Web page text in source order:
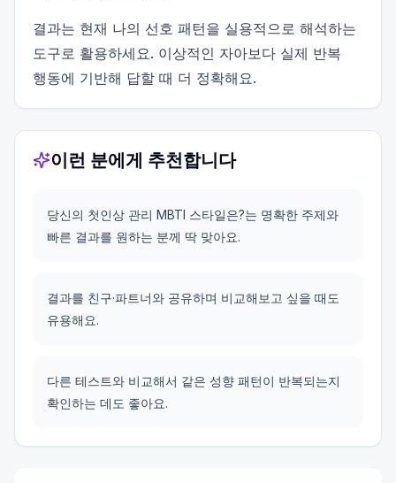
결과는 현재 나의 선호 패턴을 실용적으로 해석하는
도구로 활용하세요. 이상적인 자아보다 실제 반복
행동에 기반해 답할 때 더 정확해요.
이런 분에게 추천합니다
당신의 첫인상 관리 MBTI 스타일은?는 명확한 주제와
빠른 결과를 원하는 분께 딱 맞아요.
결과를 친구·파트너와 공유하며 비교해보고 싶을 때도
유용해요.
다른 테스트와 비교해서 같은 성향 패턴이 반복되는지
확인하는 데도 좋아요.